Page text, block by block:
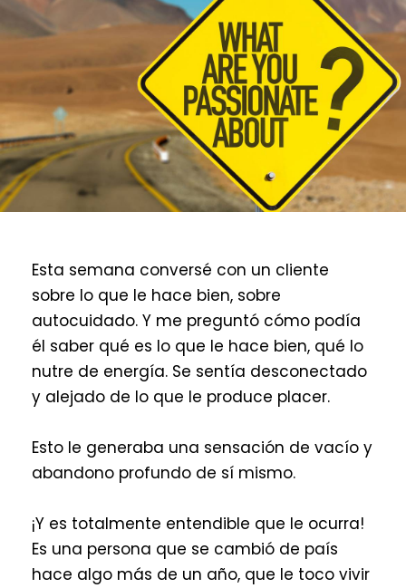
Esta semana conversé con un cliente
sobre lo que le hace bien, sobre
autocuidado. Y me preguntó cómo podía
él saber qué es lo que le hace bien, qué lo
nutre de energía. Se sentía desconectado
y alejado de lo que le produce placer.
Esto le generaba una sensación de vacío y
abandono profundo de sí mismo.
¡Y es totalmente entendible que le ocurra!
Es una persona que se cambió de país
hace algo más de un año, que le toco vivir